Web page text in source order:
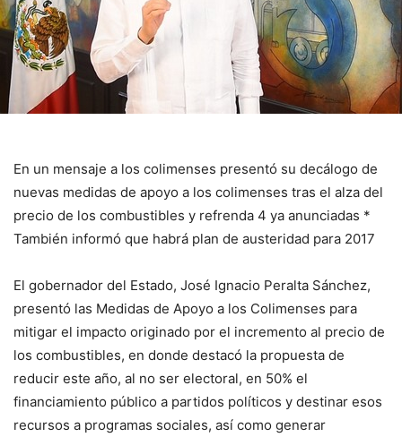
En un mensaje a los colimenses presentó su decálogo de
nuevas medidas de apoyo a los colimenses tras el alza del
precio de los combustibles y refrenda 4 ya anunciadas *
También informó que habrá plan de austeridad para 2017
El gobernador del Estado, José Ignacio Peralta Sánchez,
presentó las Medidas de Apoyo a los Colimenses para
mitigar el impacto originado por el incremento al precio de
los combustibles, en donde destacó la propuesta de
reducir este año, al no ser electoral, en 50% el
financiamiento público a partidos políticos y destinar esos
recursos a programas sociales, así como generar